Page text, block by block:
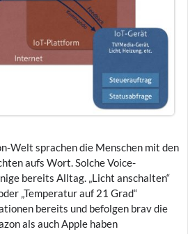
Welt sprachen die Menschen mit den
aufs Wort. Solche Voice-
bereits Alltag. „Licht anschalten“
„Temperatur auf 21 Grad“
bereits und befolgen brav die
als auch Apple haben